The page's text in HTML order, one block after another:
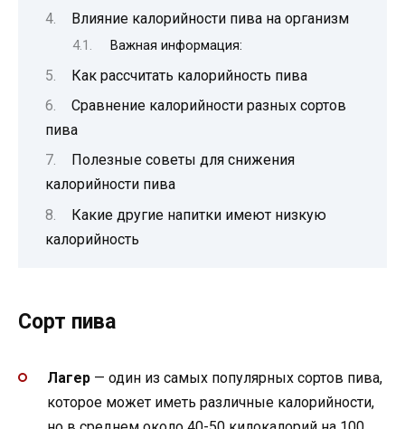
Влияние калорийности пива на организм
Важная информация:
Как рассчитать калорийность пива
Сравнение калорийности разных сортов
пива
Полезные советы для снижения
калорийности пива
Какие другие напитки имеют низкую
калорийность
Сорт пива
Лагер — один из самых популярных сортов пива,
которое может иметь различные калорийности,